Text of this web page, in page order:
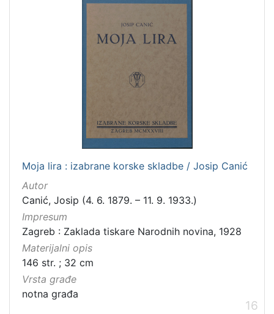
Moja lira : izabrane korske skladbe / Josip Canić
Autor
Canić, Josip (4. 6. 1879. – 11. 9. 1933.)
Impresum
Zagreb : Zaklada tiskare Narodnih novina, 1928
Materijalni opis
146 str. ; 32 cm
Vrsta građe
notna građa
16